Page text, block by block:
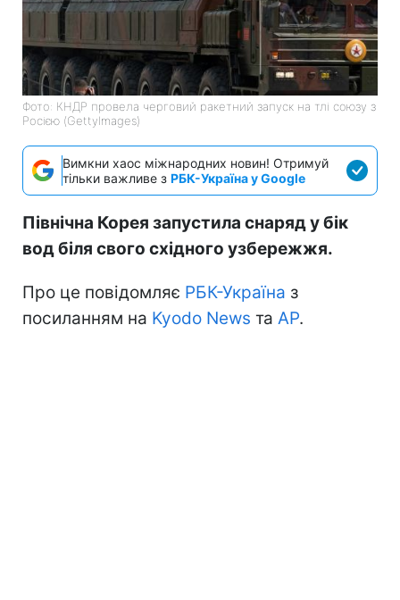
Фото: КНДР провела черговий ракетний запуск на тлі союзу з
Росією (GettyImages)
Вимкни хаос міжнародних новин! Отримуй
тільки важливе з РБК-Україна у Google
Північна Корея запустила снаряд у бік
вод біля свого східного узбережжя.
Про це повідомляє РБК-Україна з
посиланням на Kyodo News та АР.